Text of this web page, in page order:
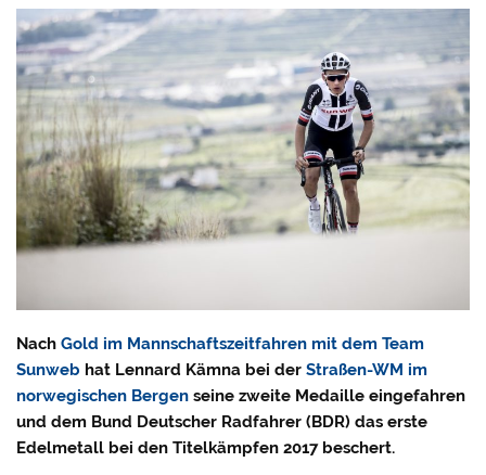
NachGold im Mannschaftszeitfahren mit dem Team
Sunweb hat Lennard Kämna bei derStraßen-WM im
norwegischen Bergen seine zweite Medaille eingefahren
und dem Bund Deutscher Radfahrer (BDR) das erste
Edelmetall bei den Titelkämpfen 2017 beschert.